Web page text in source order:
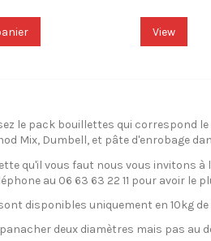
View
le pack bouillettes qui correspond
Mix, Dumbell, et pâte d'enrobage
qu'il vous faut nous vous invitons
au 06 63 63 22 11 pour avoir le
disponibles uniquement en 10kg
deux diamètres mais pas au